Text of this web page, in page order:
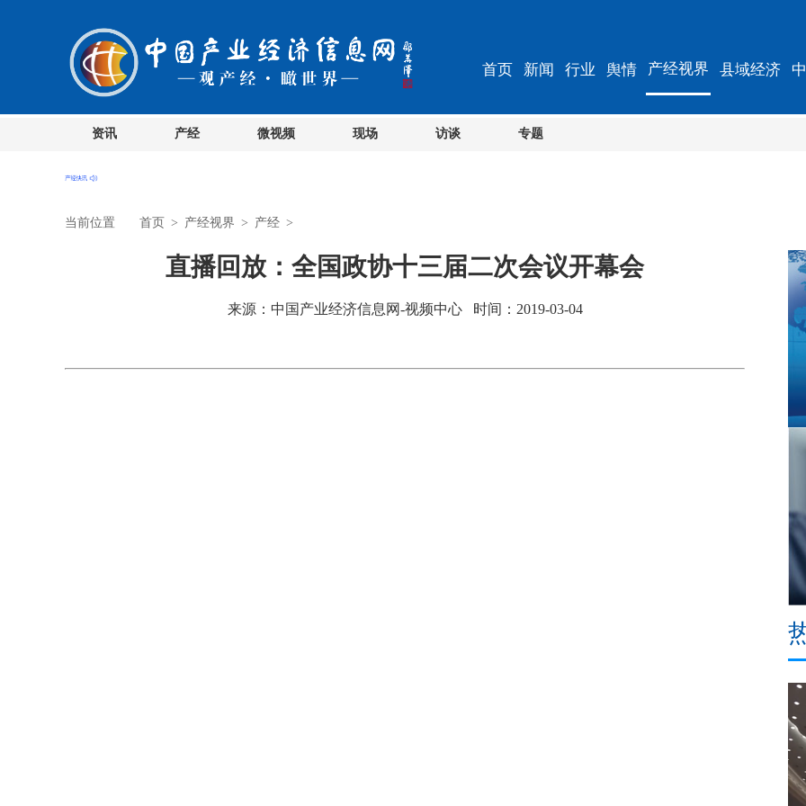
首页 新闻 行业 舆情 产经视界
资讯 产经 微视频 现场 访谈 专题
县域经济
当前位置 首页 > 产经视界 > 产经 >
直播回放：全国政协十三届二次会议开幕会
来源：中国产业经济信息网-视频中心 时间：2019-03-04